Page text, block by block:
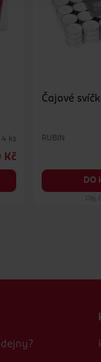
4 ks
Kč
Čajové
RUBIN
DO
Obj.